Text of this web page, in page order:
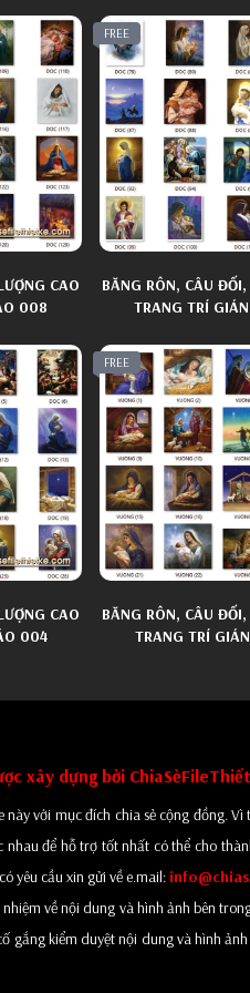
CAO
008
FREE
BĂNG RÔN, CÂU
TRANG TRÍ
CAO
004
FREE
BĂNG RÔN, CÂU
TRANG TRÍ
xây dựng bởi
này với mục đích chia sẻ cộng đồng.
nhau để hỗ trợ tốt nhất có thể cho
yêu cầu xin gửi về e.mail:
về nội dung và hình ảnh bên
gắng kiểm duyệt nội dung và hình